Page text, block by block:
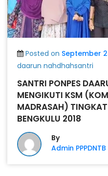
Posted on September
daarun nahdhahsantri
SANTRI PONPES
MENGIKUTI KSM
MADRASAH)
BENGKULU 2018
By
Admin PPPDNTB